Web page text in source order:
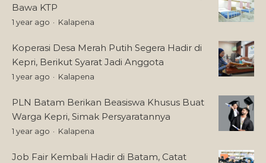
Bawa KTP
1 year ago Kalapena
Koperasi Desa Merah Putih Segera Hadir di
Kepri, Berikut Syarat Jadi Anggota
1 year ago Kalapena
PLN Batam Berikan Beasiswa Khusus Buat
Warga Kepri, Simak Persyaratannya
1 year ago Kalapena
Job Fair Kembali Hadir di Batam, Catat